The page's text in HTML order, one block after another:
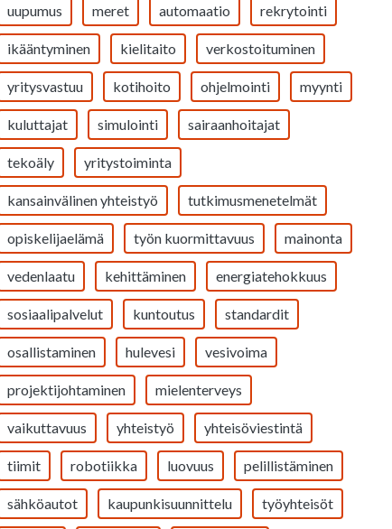
uupumus meret automaatio rekrytointi
ikääntyminen kielitaito verkostoituminen
yritysvastuu kotihoito ohjelmointi myynti
kuluttajat simulointi sairaanhoitajat
tekoäly yritystoiminta
kansainvälinen yhteistyö tutkimusmenetelmät
opiskelijaelämä työn kuormittavuus mainonta
vedenlaatu kehittäminen energiatehokkuus
sosiaalipalvelut kuntoutus standardit
osallistaminen hulevesi vesivoima
projektijohtaminen mielenterveys
vaikuttavuus yhteistyö yhteisöviestintä
tiimit robotiikka luovuus pelillistäminen
sähköautot kaupunkisuunnittelu työyhteisöt